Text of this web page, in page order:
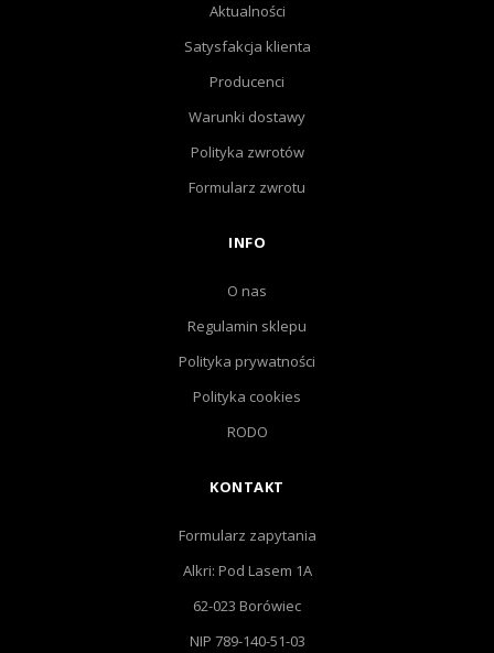
Aktualności
Satysfakcja klienta
Producenci
Warunki dostawy
Polityka zwrotów
Formularz zwrotu
INFO
O nas
Regulamin sklepu
Polityka prywatności
Polityka cookies
RODO
KONTAKT
Formularz zapytania
Alkri: Pod Lasem 1A
62-023 Borówiec
NIP 789-140-51-03